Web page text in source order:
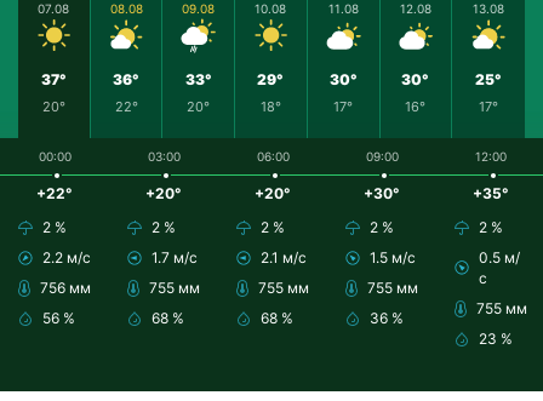
07.08
37°
20°
08.08
36°
22°
09.08
33°
20°
10.08
29°
18°
11.08
30°
17°
12.08
30°
16°
13.08
25°
17°
00:00
+22°
2 %
2.2 м/с
756 мм
56 %
03:00
+20°
2 %
1.7 м/с
755 мм
68 %
06:00
+20°
2 %
2.1 м/с
755 мм
68 %
09:00
+30°
2 %
1.5 м/с
755 мм
36 %
12:00
+35°
2 %
0.5 м/
с
755 мм
23 %